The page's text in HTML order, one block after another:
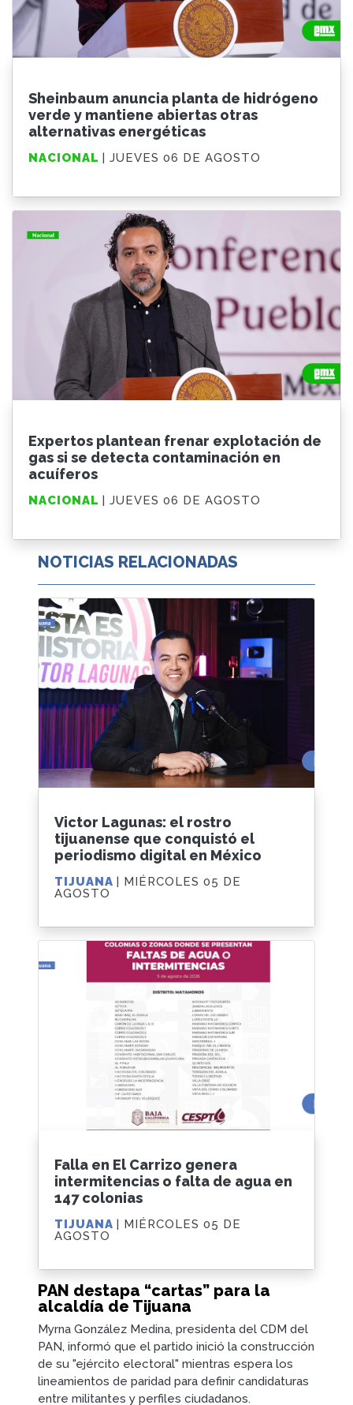
Sheinbaum anuncia planta de hidrógeno
verde y mantiene abiertas otras
alternativas energéticas
NACIONAL | JUEVES 06 DE AGOSTO
Expertos plantean frenar explotación de
gas si se detecta contaminación en
acuíferos
NACIONAL | JUEVES 06 DE AGOSTO
NOTICIAS RELACIONADAS
PAN destapa “cartas” para la
alcaldía de Tijuana
Myrna González Medina, presidenta del CDM del
PAN, informó que el partido inició la construcción
de su "ejército electoral" mientras espera los
lineamientos de paridad para definir candidaturas
entre militantes y perfiles ciudadanos.
Victor Lagunas: el rostro
tijuanense que conquistó el
periodismo digital en México
TIJUANA | MIÉRCOLES 05 DE
AGOSTO
Falla en El Carrizo genera
intermitencias o falta de agua en
147 colonias
TIJUANA | MIÉRCOLES 05 DE
AGOSTO